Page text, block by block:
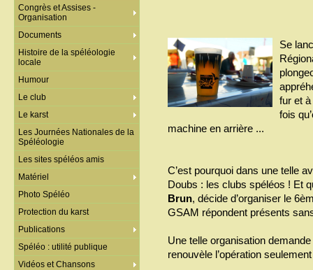
Se
fur et
fois
machine en arrière ...
C’est pourquoi dans une telle
Doubs : les clubs spéléos ! Et
Brun, décide d’organiser le
GSAM répondent présents
Une telle organisation
renouvèle l’opération
Congrès et Assises -
Organisation
Documents
Histoire de la spéléologie
locale
Humour
Le club
Le karst
Les Journées Nationales de la
Spéléologie
Les sites spéléos amis
Matériel
Photo Spéléo
Protection du karst
Publications
Spéléo : utilité publique
Vidéos et Chansons